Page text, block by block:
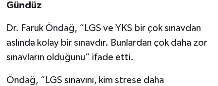
Gündüz
Dr. Faruk Öndağ, “LGS ve YKS bir çok sınavdan
aslında kolay bir sınavdır. Bunlardan çok daha zor
sınavların olduğunu” ifade etti.
Öndağ, “LGS sınavını, kim strese daha